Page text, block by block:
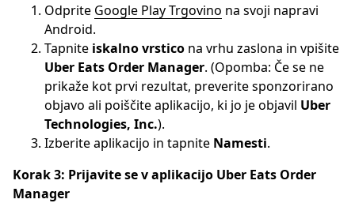
Odprite Google Play Trgovino na svoji napravi
Android.
Tapnite iskalno vrstico na vrhu zaslona in vpišite
Uber Eats Order Manager. (Opomba: Če se ne
prikaže kot prvi rezultat, preverite sponzorirano
objavo ali poiščite aplikacijo, ki jo je objavil Uber
Technologies, Inc.).
Izberite aplikacijo in tapnite Namesti.
Korak 3: Prijavite se v aplikacijo Uber Eats Order
Manager